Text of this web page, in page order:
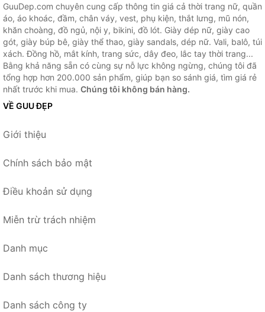
GuuDep.com chuyên cung cấp thông tin giá cả thời trang nữ, quần
áo, áo khoác, đầm, chân váy, vest, phụ kiện, thắt lưng, mũ nón,
khăn choàng, đồ ngủ, nội y, bikini, đồ lót. Giày dép nữ, giày cao
gót, giày búp bê, giày thể thao, giày sandals, dép nữ. Vali, balô, túi
xách. Đồng hồ, mắt kính, trang sức, dây đeo, lắc tay thời trang...
Bằng khả năng sẵn có cùng sự nỗ lực không ngừng, chúng tôi đã
tổng hợp hơn 200.000 sản phẩm, giúp bạn so sánh giá, tìm giá rẻ
nhất trước khi mua. Chúng tôi không bán hàng.
VỀ GUU ĐẸP
Giới thiệu
Chính sách bảo mật
Điều khoản sử dụng
Miễn trừ trách nhiệm
Danh mục
Danh sách thương hiệu
Danh sách công ty